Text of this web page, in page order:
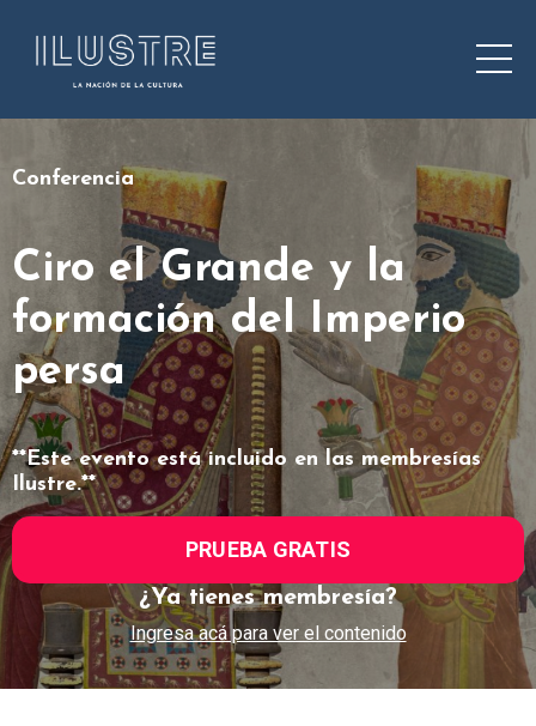
Conferencia
Ciro el Grande y la
formación del Imperio
persa
**Este evento está incluido en las membresías
Ilustre.**
PRUEBA GRATIS
¿Ya tienes membresía?
Ingresa acá para ver el contenido